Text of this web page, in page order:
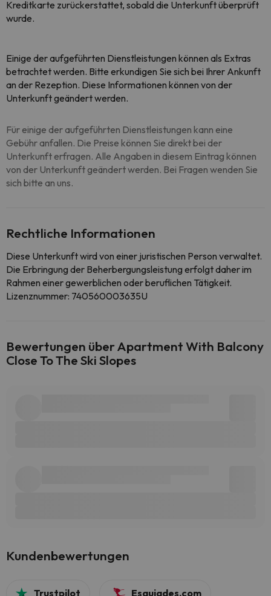
Kreditkarte zurückerstattet, sobald die Unterkunft überprüft
wurde.
Einige der aufgeführten Dienstleistungen können als Extras
betrachtet werden. Bitte erkundigen Sie sich bei Ihrer Ankunft
an der Rezeption. Diese Informationen können von der
Unterkunft geändert werden.
Für einige der aufgeführten Dienstleistungen kann eine
Gebühr anfallen. Die Preise können Sie direkt bei der
Unterkunft erfragen. Alle Angaben in diesem Eintrag können
von der Unterkunft geändert werden. Bei Fragen wenden Sie
sich bitte an uns.
Rechtliche Informationen
Diese Unterkunft wird von einer juristischen Person verwaltet.
Die Erbringung der Beherbergungsleistung erfolgt daher im
Rahmen einer gewerblichen oder beruflichen Tätigkeit.
Lizenznummer: 740560003635U
Bewertungen über Apartment With Balcony
Close To The Ski Slopes
Kundenbewertungen
Trustpilot Esquiades.com